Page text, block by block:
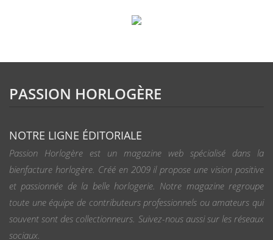
PASSION HORLOGÈRE
NOTRE LIGNE ÉDITORIALE
Passion Horlogère est un magazine web spécialisé dans la
bienfacture horlogère. Créé en 2009 il propose une vision positive
et passionnée de la belle horlogerie. Notre magazine regroupe
toute une équipe de contributeurs professionnels ou amateurs qui
souvent sont des collectionneurs. Suivez-nous aussi sur les réseaux
sociaux.